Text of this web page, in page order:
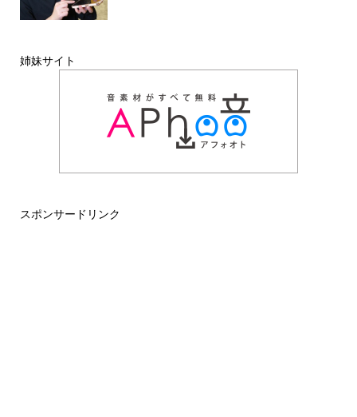
姉妹サイト
スポンサードリンク